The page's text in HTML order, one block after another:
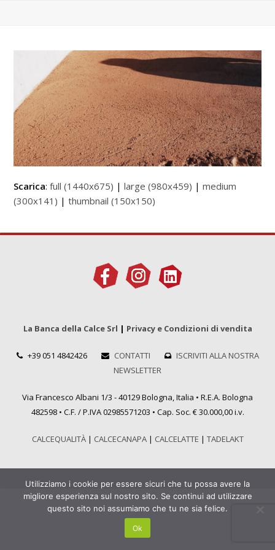
Scarica:full (1440x675) |large (980x459) |medium
(300x141) |thumbnail (150x150)
La Banca della Calce Srl | Privacy e Condizioni di vendita
+39 051 4842426 CONTATTI
ISCRIVITI ALLA NOSTRA
NEWSLETTER
Via Francesco Albani 1/3 - 40129 Bologna, Italia • R.E.A. Bologna
482598 • C.F. / P.IVA 02985571203 • Cap. Soc. € 30.000,00 i.v.
CALCEQUALITÀ| CALCECANAPA| CALCELATTE | TADELAKT
Utilizziamo i cookie per essere sicuri che tu possa avere la
migliore esperienza sul nostro sito. Se continui ad utilizzare
questo sito noi assumiamo che tu ne sia felice.
Ok